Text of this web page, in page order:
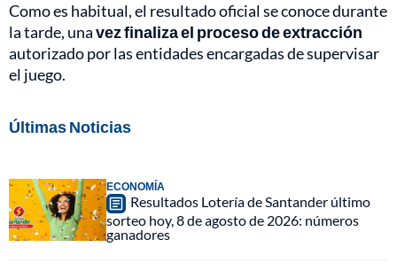
Como es habitual, el resultado oficial se conoce durante
la tarde, unavez finaliza el proceso de extracción
autorizado por las entidades encargadas de supervisar
el juego.
Últimas Noticias
ECONOMÍA
Resultados Lotería de Santander último
sorteo hoy, 8 de agosto de 2026: números
ganadores